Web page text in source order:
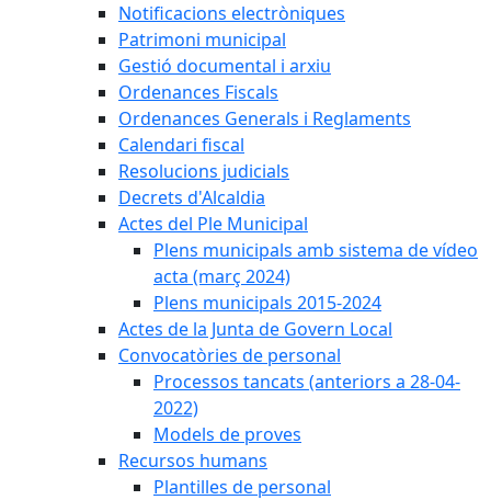
Notificacions electròniques
Patrimoni municipal
Gestió documental i arxiu
Ordenances Fiscals
Ordenances Generals i Reglaments
Calendari fiscal
Resolucions judicials
Decrets d'Alcaldia
Actes del Ple Municipal
Plens municipals amb sistema de vídeo
acta (març 2024)
Plens municipals 2015-2024
Actes de la Junta de Govern Local
Convocatòries de personal
Processos tancats (anteriors a 28-04-
2022)
Models de proves
Recursos humans
Plantilles de personal